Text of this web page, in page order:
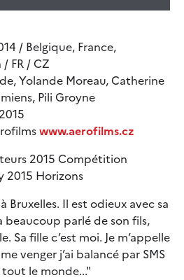
/ Belgique, France,
FR / CZ
Yolande Moreau, Catherine
Pili Groyne
www.aerofilms.cz
2015 Compétition
2015 Horizons
Bruxelles. Il est odieux avec sa
beaucoup parlé de son fils,
Sa fille c’est moi. Je m’appelle
venger j’ai balancé par SMS
le monde..."